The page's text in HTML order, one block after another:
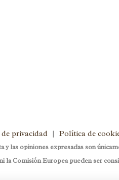
privacidad| Política de
las opiniones expresadas son
Comisión Europea pueden ser